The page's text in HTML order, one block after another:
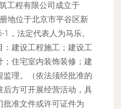
工程有限公司成立于
地位于北京市平谷区新
，法定代表人为马乐。
：建设工程施工；建设工
住宅室内装饰装修；建
理。（依法须经批准的
后方可开展经营活动，具
准文件或许可证件为